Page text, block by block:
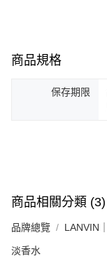
商品規格
保存期限
商品相關分類 (3)
品牌總覽 LANVIN
淡香水